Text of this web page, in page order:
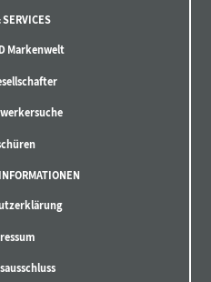
Markenwelt